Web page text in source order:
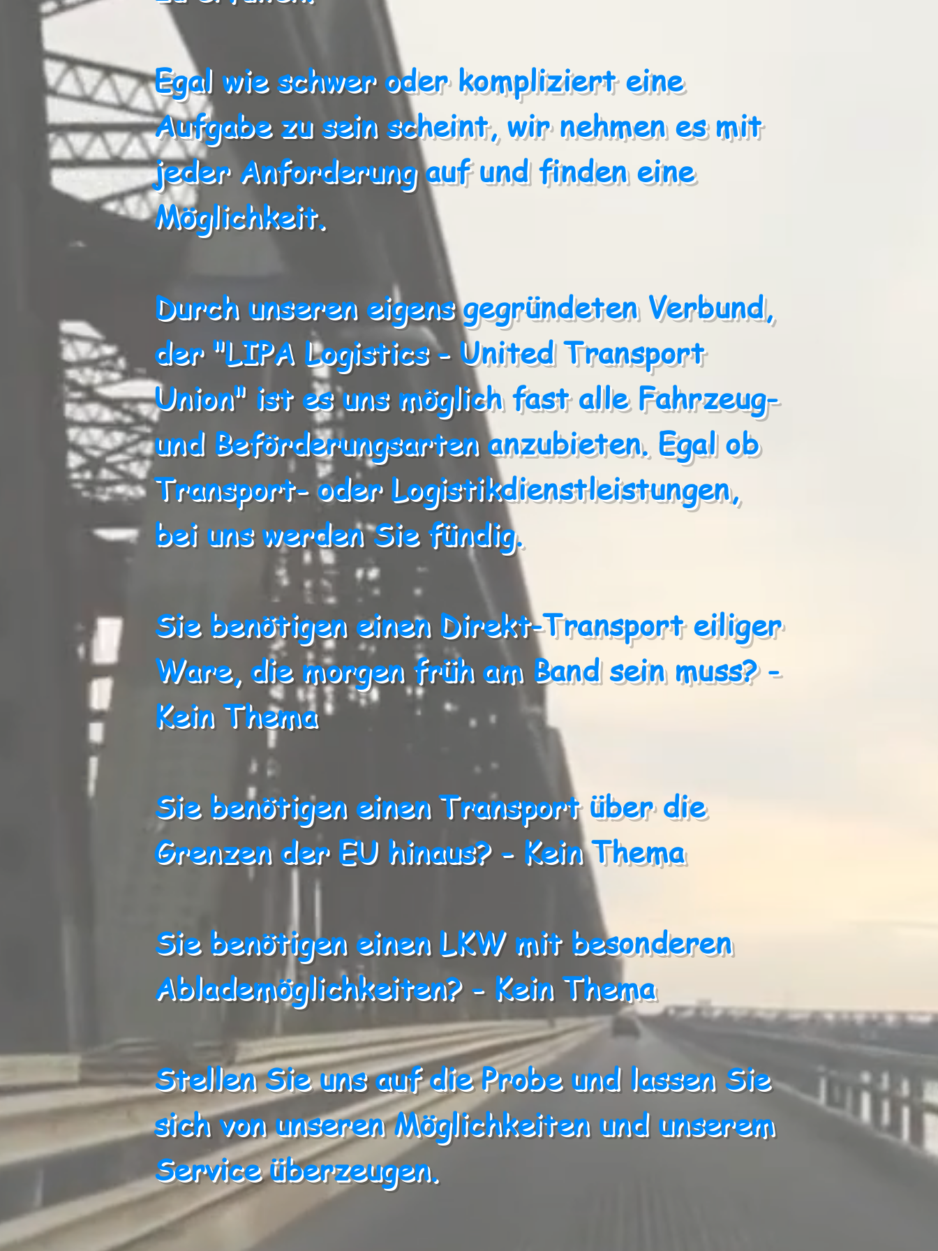
Egal wie schwer oder kompliziert eine
Aufgabe zu sein scheint, wir nehmen es mit
jeder Anforderung auf und finden eine
Möglichkeit.
Durch unseren eigens gegründeten Verbund,
der "LIPA Logistics - United Transport
Union" ist es uns möglich fast alle Fahrzeug-
und Beförderungsarten anzubieten. Egal ob
Transport- oder Logistikdienstleistungen,
bei uns werden Sie fündig.
Sie benötigen einen Direkt-Transport eiliger
Ware, die morgen früh am Band sein muss? -
Kein Thema
Sie benötigen einen Transport über die
Grenzen der EU hinaus? - Kein Thema
Sie benötigen einen LKW mit besonderen
Ablademöglichkeiten? - Kein Thema
Stellen Sie uns auf die Probe und lassen Sie
sich von unseren Möglichkeiten und unserem
Service überzeugen.